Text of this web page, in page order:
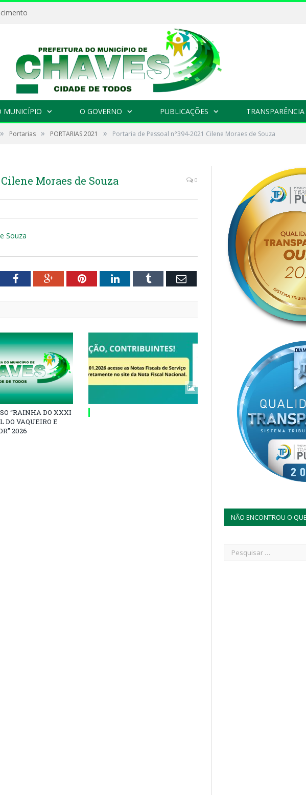
MUNICÍPIO O GOVERNO PUBLICAÇÕES TRANSPARÊNCIA
» Portarias » PORTARIAS 2021 » Portaria de Pessoal n°394-2021 Cilene Moraes de Souza
Moraes de Souza 0
Souza
FacebookGoogle+PinterestLinkedInTumblr Email
“RAINHA DO XXXI
DO VAQUEIRO E
2026
NÃO ENCONTROU O